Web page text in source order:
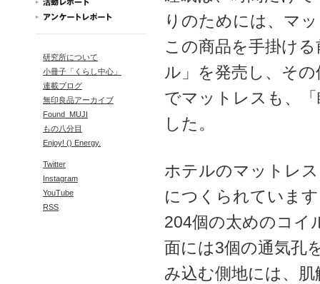
研究所について
小冊子「くらし中心」
連載ブログ
無印良品アーカイブ
Found_MUJI
もの八分目
Enjoy! () Energy.
Twitter
Instagram
YouTube
RSS
りのためには、マ
この商品を手掛け
ル」を発売し、そ
でマットレスも、
した。
ホテルのマットレ
につくられていま
204個の太めのコイ
面には3個の通気孔
み込む側地には、